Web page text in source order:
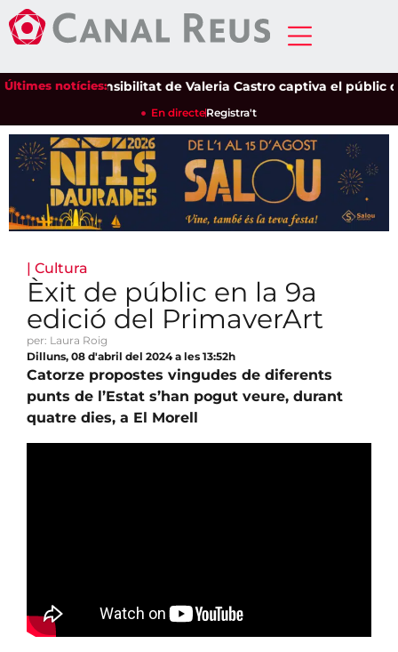
Últimes notícies:
La sensibilitat de Valeria Castro captiva el públic del
En directeRegistra't
| Cultura
Èxit de públic en la 9a
edició del PrimaverArt
per: Laura Roig
Dilluns, 08 d'abril del 2024 a les 13:52h
Catorze propostes vingudes de diferents
punts de l’Estat s’han pogut veure, durant
quatre dies, a El Morell